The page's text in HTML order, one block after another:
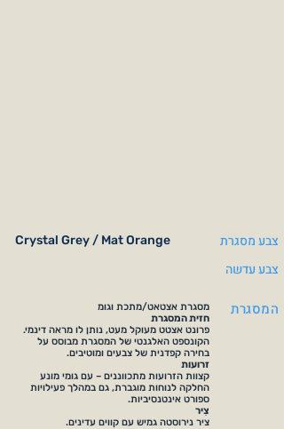
Crystal Grey / Mat Orange
צבע מסגרת
צבע עדשה
מסגרת אצטאט/מתכת וגומ
חזית המסגרת
פרונט אצטט מעוקל מעט, נותן לו מראה דינמי.
הקונספט האלגנטי של המסגרת מבוסס על
בחירה קפדנית של צבעים ומוטיבים.
זרועות
קצוות הזרועות מתכווננים – עם גומי מונע
החלקה לנוחות מוגברת, גם במהלך פעילויות
ספורט אינטנסיביות.
צִיר
ציר נירוסטה גמיש עם קווים עדינים.
המסגרת